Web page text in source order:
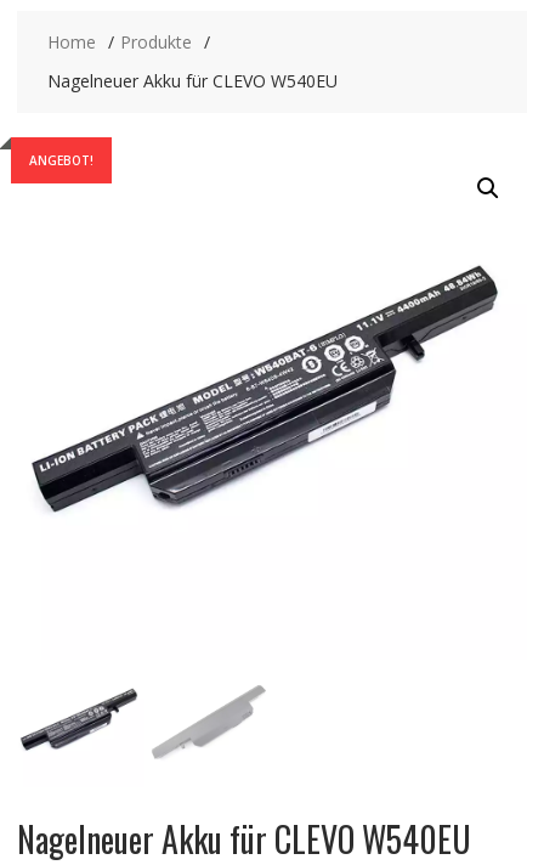
Home
Produkte
Nagelneuer Akku für CLEVO W540EU
ANGEBOT!
Nagelneuer Akku für CLEVO W540EU